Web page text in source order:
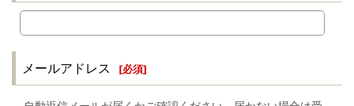
メールアドレス [必須]